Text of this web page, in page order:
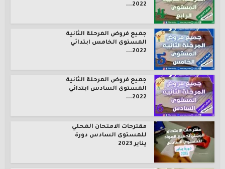
2022...
جميع فروض المرحلة الثانية
المستوى الخامس ابتدائي
2022...
جميع فروض المرحلة الثانية
المستوى السادس ابتدائي
2022...
مقترحات الامتحان المحلي
للمستوى السادس دورة
يناير 2023